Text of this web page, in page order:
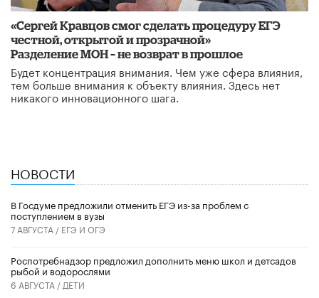
«Сергей Кравцов смог сделать процедуру ЕГЭ
честной, открытой и прозрачной»
Разделение МОН – не возврат в прошлое
​Будет концентрация внимания. Чем уже сфера влияния,
тем больше внимания к объекту влияния. Здесь нет
никакого инновационного шага.
НОВОСТИ
В Госдуме предложили отменить ЕГЭ из-за проблем с
поступлением в вузы
7 АВГУСТА / ЕГЭ И ОГЭ
Роспотребнадзор предложил дополнить меню школ и детсадов
рыбой и водорослями
6 АВГУСТА / ДЕТИ